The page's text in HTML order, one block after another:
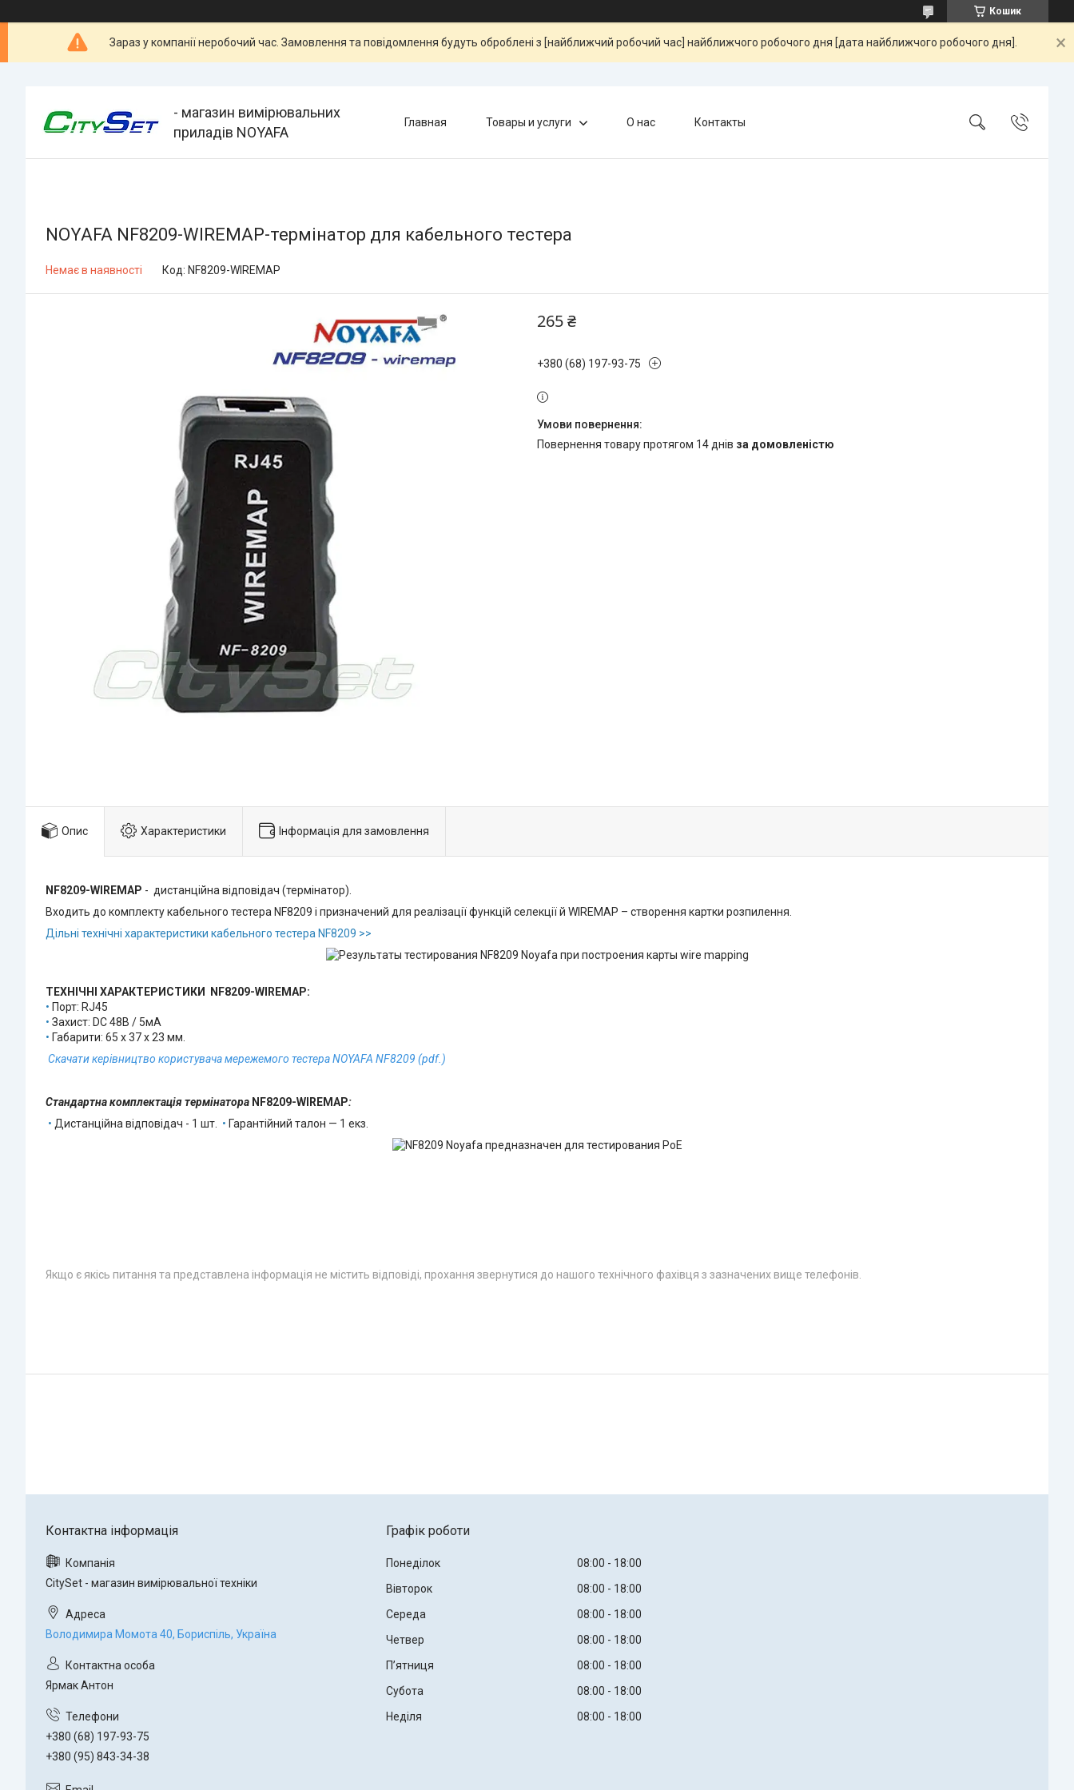
Кошик
Зараз у компанії неробочий час. Замовлення та повідомлення будуть оброблені з [найближчий робочий час] найближчого робочого дня [дата найближчого робочого дня].
- магазин вимірювальних
приладів NOYAFA
Главная Товары и услуги О нас Контакты
NOYAFA NF8209-WIREMAP-термінатор для кабельного тестера
Немає в наявності Код: NF8209-WIREMAP
265 ₴
+380 (68) 197-93-75
повернення товару протягом 14 днів за домовленістю
Опис Характеристики Інформація для замовлення
NF8209-WIREMAP - дистанційна відповідач (термінатор).
Входить до комплекту кабельного тестера NF8209 і призначений для реалізації функцій селекції й WIREMAP – створення картки розпилення.
Дільні технічні характеристики кабельного тестера NF8209 >>
ТЕХНІЧНІ ХАРАКТЕРИСТИКИ NF8209-WIREMAP:
• Порт: RJ45
• Захист: DC 48В / 5мА
• Габарити: 65 х 37 х 23 мм.
Скачати керівництво користувача мережемого тестера NOYAFA NF8209 (pdf.)
Стандартна комплектація термінатора NF8209-WIREMAP:
• Дистанційна відповідач - 1 шт. • Гарантійний талон — 1 екз.
Якщо є якісь питання та представлена інформація не містить відповіді, прохання звернутися до нашого технічного фахівця з зазначених вище телефонів.
CitySet - магазин вимірювальної техніки
Володимира Момота 40, Бориспіль, Україна
Ярмак Антон
+380 (68) 197-93-75
+380 (95) 843-34-38
Графік роботи
Понеділок 08:00
18:00
Вівторок
08:00
18:00
Середа
08:00
18:00
Четвер
08:00
18:00
Пʼятниця
08:00
18:00
Субота
08:00
18:00
Неділя
08:00 18:00